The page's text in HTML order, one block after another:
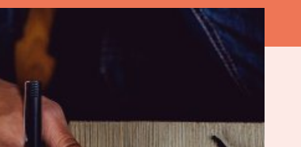
Kerkgeschiedenis
Kleuter